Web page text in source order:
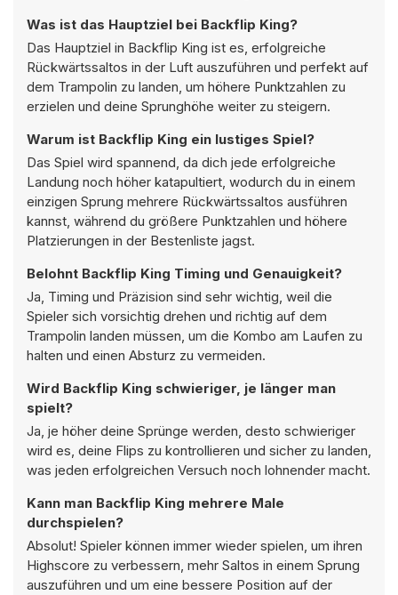
Was ist das Hauptziel bei Backflip King?
Das Hauptziel in Backflip King ist es, erfolgreiche
Rückwärtssaltos in der Luft auszuführen und perfekt auf
dem Trampolin zu landen, um höhere Punktzahlen zu
erzielen und deine Sprunghöhe weiter zu steigern.
Warum ist Backflip King ein lustiges Spiel?
Das Spiel wird spannend, da dich jede erfolgreiche
Landung noch höher katapultiert, wodurch du in einem
einzigen Sprung mehrere Rückwärtssaltos ausführen
kannst, während du größere Punktzahlen und höhere
Platzierungen in der Bestenliste jagst.
Belohnt Backflip King Timing und Genauigkeit?
Ja, Timing und Präzision sind sehr wichtig, weil die
Spieler sich vorsichtig drehen und richtig auf dem
Trampolin landen müssen, um die Kombo am Laufen zu
halten und einen Absturz zu vermeiden.
Wird Backflip King schwieriger, je länger man
spielt?
Ja, je höher deine Sprünge werden, desto schwieriger
wird es, deine Flips zu kontrollieren und sicher zu landen,
was jeden erfolgreichen Versuch noch lohnender macht.
Kann man Backflip King mehrere Male
durchspielen?
Absolut! Spieler können immer wieder spielen, um ihren
Highscore zu verbessern, mehr Saltos in einem Sprung
auszuführen und um eine bessere Position auf der